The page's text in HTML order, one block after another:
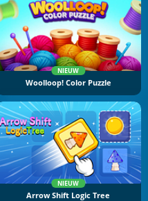
NIEUW
Woolloop! Color Puzzle
NIEUW
Arrow Shift Logic Tree